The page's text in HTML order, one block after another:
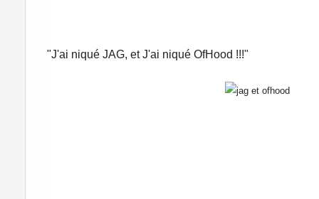
"J'ai niqué JAG, et J'ai niqué OfHood !!!"